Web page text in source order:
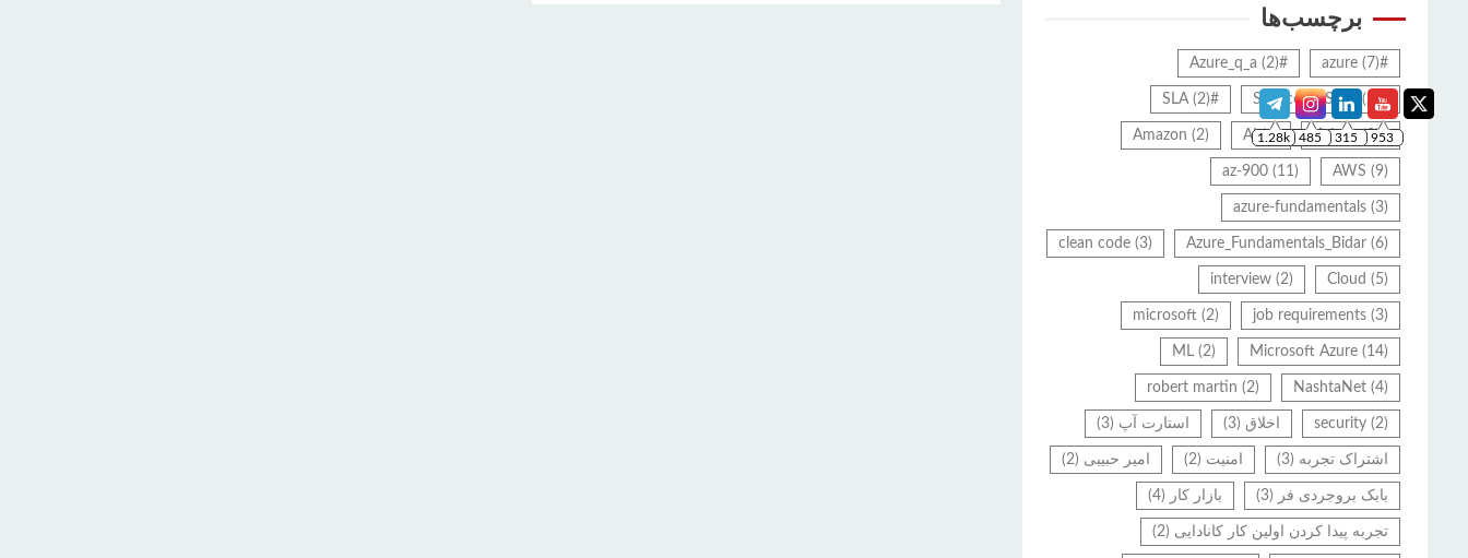
برچسب‌ها
#azure
(7)
#Azure_q_a
(2)
#ServiceLifeStyle
(2)
#SLA
(2)
#tickets
(2)
AI(6)
Amazon (2)
AWS (9)
az-900 (11)
azure-fundamentals (3)
Azure_Fundamentals_Bidar (6)
clean code (3)
Cloud (5)
interview (2)
job requirements (3)
microsoft (2)
Microsoft Azure (14)
ML (2)
NashtaNet (4)
robert martin (2)
security (2) اخلاق (3) استارت آپ (3)
اشتراک تجربه (3) امنیت (2) امیر حبیبی (2)
بابک بروجردی فر (3) بازار کار (4)
تجربه پیدا کردن اولین کار کانادایی (2)
953
315
485
1.28k